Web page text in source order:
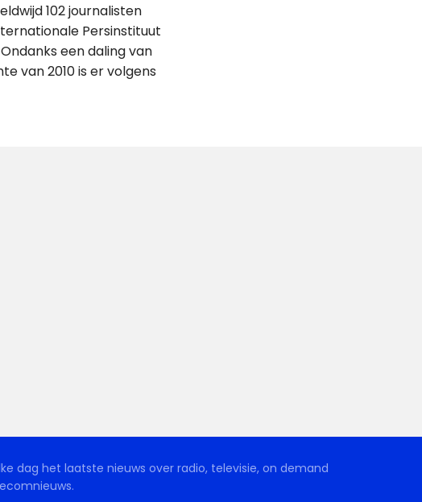
102 journalisten
Persinstituut
een daling van
van 2010 is er volgens
dag het laatste nieuws over radio, televisie, on demand